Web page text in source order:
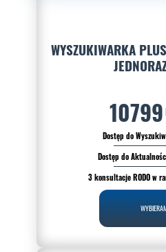
WYSZUKIWARKA
10799
Dostęp do
Dostęp do
3 konsultacje RODO w